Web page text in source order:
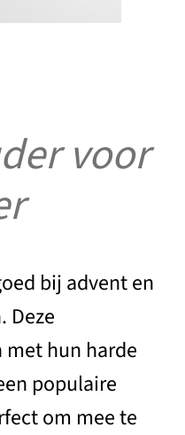
voor
bij advent en
Deze
hun harde
populaire
om mee te